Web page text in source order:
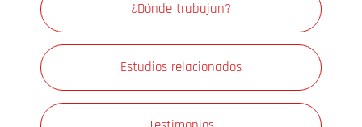
¿Dónde trabajan?
Estudios relacionados